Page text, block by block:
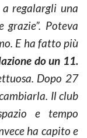
regalargli una
Poteva
E ha fatto più
do un 11.
Dopo 27
Il club
e tempo
ha capito e